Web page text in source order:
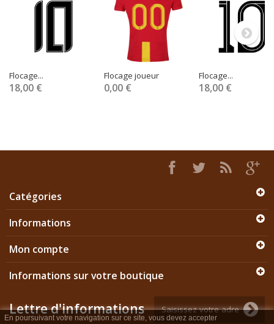
Flocage...
18,00 €
Flocage joueur
0,00 €
Flocage...
18,00 €
Catégories
Informations
Mon compte
Informations sur votre boutique
En poursuivant votre navigation sur ce site, vous devez accepter
Lettre d'informations